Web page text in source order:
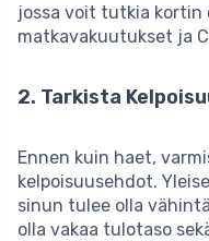
jossa voit tutkia kortin
matkavakuutukset ja
2. Tarkista
Ennen kuin haet,
kelpoisuusehdot.
sinun tulee olla
olla vakaa tulotaso